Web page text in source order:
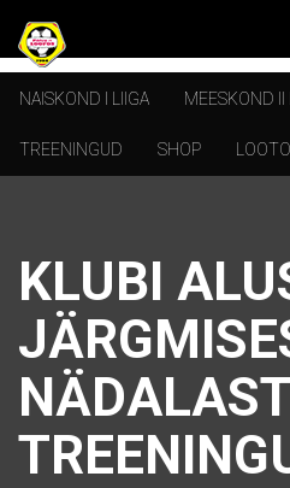
NAISKOND I LIIGA MEESKOND II
TREENINGUD SHOP
KLUBI